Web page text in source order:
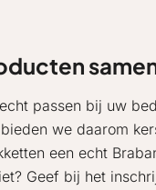
passen bij uw
we daarom
een echt
Geef bij het